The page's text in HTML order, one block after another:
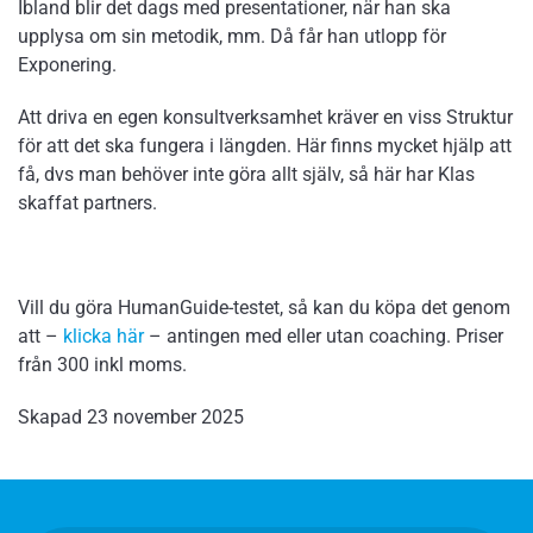
Ibland blir det dags med presentationer, när han ska
upplysa om sin metodik, mm. Då får han utlopp för
Exponering.
Att driva en egen konsultverksamhet kräver en viss Struktur
för att det ska fungera i längden. Här finns mycket hjälp att
få, dvs man behöver inte göra allt själv, så här har Klas
skaffat partners.
Vill du göra HumanGuide-testet, så kan du köpa det genom
att – klicka här– antingen med eller utan coaching. Priser
från 300 inkl moms.
Skapad 23 november 2025